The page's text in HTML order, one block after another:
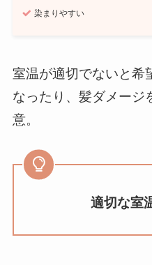
染まりやすい
室温が適切でないと希
なったり、髪ダメージ
意。
適切な室